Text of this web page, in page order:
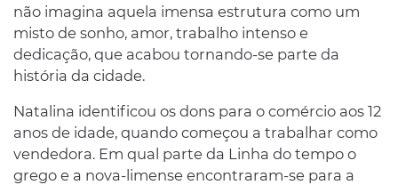
não imagina aquela imensa estrutura como um
misto de sonho, amor, trabalho intenso e
dedicação, que acabou tornando-se parte da
história da cidade.
Natalina identificou os dons para o comércio aos 12
anos de idade, quando começou a trabalhar como
vendedora. Em qual parte da Linha do tempo o
grego e a nova-limense encontraram-se para a